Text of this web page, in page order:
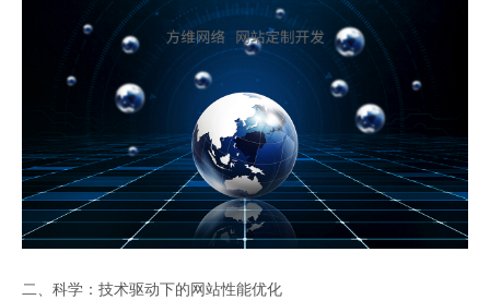
二、科学：技术驱动下的网站性能优化